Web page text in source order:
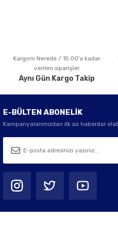
Kargom Nerede / 15:00’a kadar
verilen siparişler
Aynı Gün Kargo Takip
E-BÜLTEN ABONELİK
Kampanyalarımızdan ilk siz haberdar